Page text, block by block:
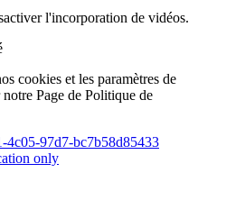
l'incorporation de vidéos.
cookies et les paramètres de
Page de Politique de
4c05-97d7-bc7b58d85433
only